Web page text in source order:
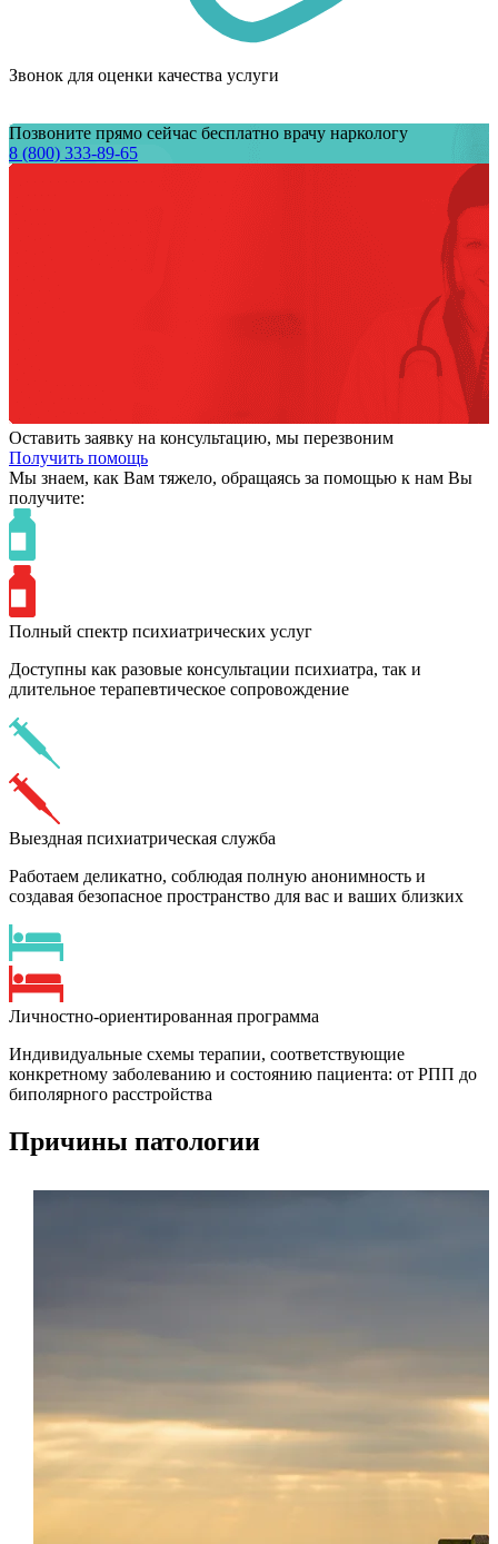
Звонок для оценки качества услуги
Позвоните прямо сейчас бесплатно врачу наркологу
8 (800) 333-89-65
Оставить заявку на консультацию, мы перезвоним
Получить помощь
Мы знаем, как Вам тяжело, обращаясь за помощью к нам Вы
получите:
Полный спектр психиатрических услуг
Доступны как разовые консультации психиатра, так и
длительное терапевтическое сопровождение
Выездная психиатрическая служба
Работаем деликатно, соблюдая полную анонимность и
создавая безопасное пространство для вас и ваших близких
Личностно-ориентированная программа
Индивидуальные схемы терапии, соответствующие
конкретному заболеванию и состоянию пациента: от РПП до
биполярного расстройства
Причины патологии